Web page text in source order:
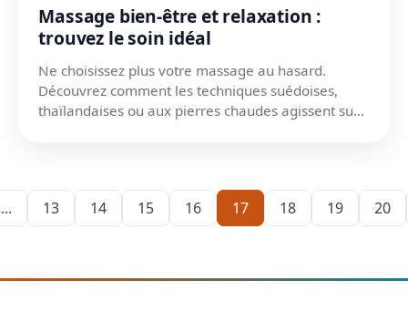
Massage bien-être et relaxation :
trouvez le soin idéal
Ne choisissez plus votre massage au hasard.
Découvrez comment les techniques suédoises,
thaïlandaises ou aux pierres chaudes agissent sur
... 13 14 15 16 17 18 19 20